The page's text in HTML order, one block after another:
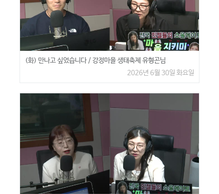
(화) 만나고 싶었습니다 / 강정마을 생태축제 유형곤님
2026년 6월 30일 화요일